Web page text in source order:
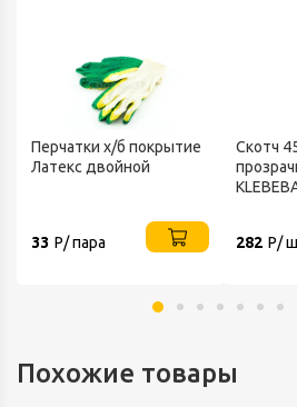
Перчатки х/б покрытие
Латекс двойной
33 Р/ пара
Скотч
282 Р/
Похожие товары